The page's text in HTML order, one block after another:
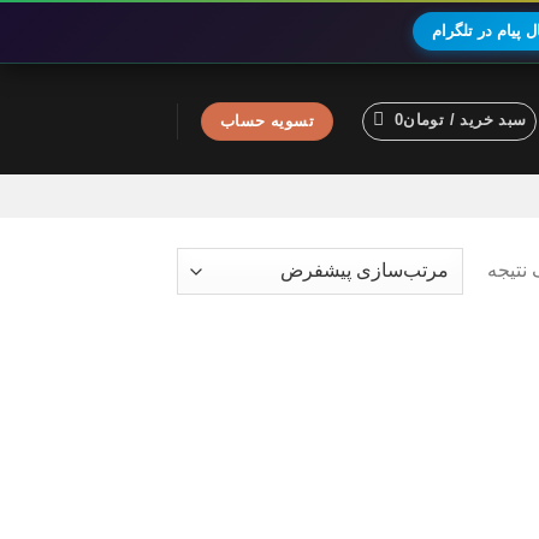
پیام در تلگرام
سبد خرید / تومان0 تسویه حساب